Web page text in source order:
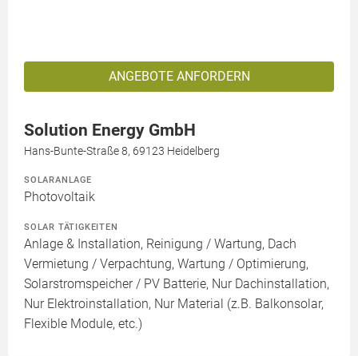
ANGEBOTE ANFORDERN
Solution Energy GmbH
Hans-Bunte-Straße 8, 69123 Heidelberg
SOLARANLAGE
Photovoltaik
SOLAR TÄTIGKEITEN
Anlage & Installation, Reinigung / Wartung, Dach
Vermietung / Verpachtung, Wartung / Optimierung,
Solarstromspeicher / PV Batterie, Nur Dachinstallation,
Nur Elektroinstallation, Nur Material (z.B. Balkonsolar,
Flexible Module, etc.)